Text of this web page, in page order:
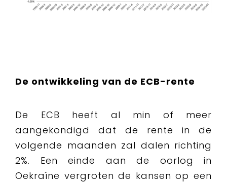
De ontwikkeling van de ECB-rente
De ECB heeft al min of meer
aangekondigd dat de rente in de
volgende maanden zal dalen richting
2%. Een einde aan de oorlog in
Oekraïne vergroten de kansen op een